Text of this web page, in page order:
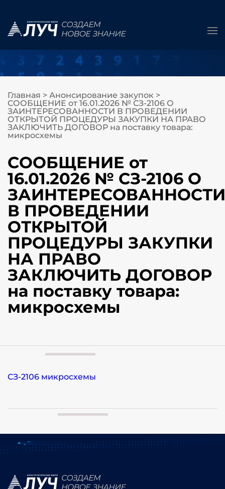
Главная > Анонсирование закупок >
СООБЩЕНИЕ от 16.01.2026 № СЗ-2106 О
ЗАИНТЕРЕСОВАННОСТИ В ПРОВЕДЕНИИ
ОТКРЫТОЙ ПРОЦЕДУРЫ ЗАКУПКИ НА ПРАВО
ЗАКЛЮЧИТЬ ДОГОВОР на поставку товара:
микросхемы
СООБЩЕНИЕ от
16.01.2026 № СЗ-2106 О
ЗАИНТЕРЕСОВАННОСТИ
В ПРОВЕДЕНИИ
ОТКРЫТОЙ
ПРОЦЕДУРЫ ЗАКУПКИ
НА ПРАВО
ЗАКЛЮЧИТЬ ДОГОВОР
на поставку товара:
микросхемы
СЗ-2106 микросхемы